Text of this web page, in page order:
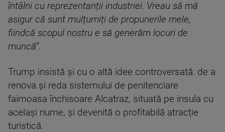
întâlni cu reprezentanții industriei. Vreau să mă
asigur că sunt mulțumiți de propunerile mele,
fiindcă scopul nostru e să generăm locuri de
muncă”.
Trump insistă și cu o altă idee controversată: de a
renova și reda sistemului de penitenciare
faimoasa închisoare Alcatraz, situată pe insula cu
același nume, și devenită o profitabilă atracție
turistică.